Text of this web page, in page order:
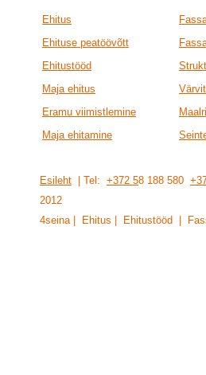
Ehitus
Ehituse peatöövõtt
Ehitustööd
Maja ehitus
Eramu viimistlemine
Maja ehitamine
Esileht | Tel: +372 58 188 580
201 2
4seina | Ehitus | Ehitustööd |